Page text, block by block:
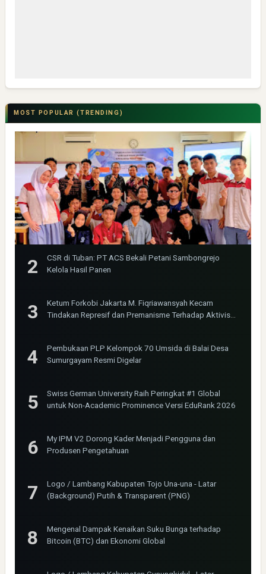
MOST POPULAR (TRENDING)
CSR di Tuban: PT ACS Bekali Petani Sambongrejo
Kelola Hasil Panen
Ketum Forkobi Jakarta M. Fiqriawansyah Kecam
Tindakan Represif dan Premanisme Terhadap Aktivis
Pembukaan PLP Kelompok 70 Umsida di Balai Desa
Sumurgayam Resmi Digelar
Swiss German University Raih Peringkat #1 Global
untuk Non-Academic Prominence Versi EduRank 2026
My IPM V2 Dorong Kader Menjadi Pengguna dan
Produsen Pengetahuan
Logo / Lambang Kabupaten Tojo Una-una - Latar
(Background) Putih & Transparent (PNG)
Mengenal Dampak Kenaikan Suku Bunga terhadap
Bitcoin (BTC) dan Ekonomi Global